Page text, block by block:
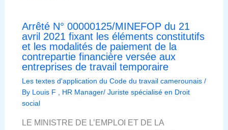
Arrêté N° 00000125/MINEFOP du 21
avril 2021 fixant les éléments constitutifs
et les modalités de paiement de la
contrepartie financière versée aux
entreprises de travail temporaire
Les textes d'application du Code du travail camerounais/
By Louis F , HR Manager/ Juriste spécialisé en Droit
social
LE MINISTRE DE L’EMPLOI ET DE LA